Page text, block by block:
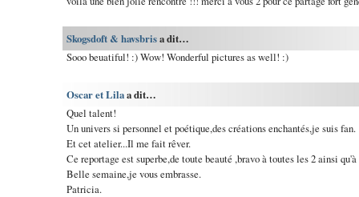
Skogsdoft & havsbrisa dit…
Sooo beuatiful! :) Wow! Wonderful pictures as well! :)
Oscar et Lilaa dit…
Quel talent!
Un univers si personnel et poétique,des créations enchantés,je suis fan.
Et cet atelier...Il me fait rêver.
Ce reportage est superbe,de toute beauté ,bravo à toutes les 2 ainsi
Belle semaine,je vous embrasse.
Patricia.